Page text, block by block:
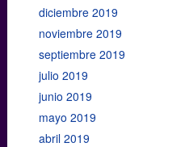
diciembre 2019
noviembre 2019
septiembre 2019
julio 2019
junio 2019
mayo 2019
abril 2019